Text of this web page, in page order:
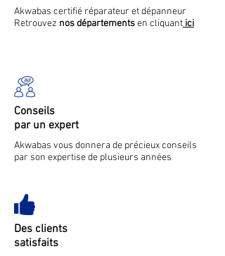
Akwabas certifié réparateur et dépanneur
Retrouvez nos départementsen cliquant ici
Conseils
par un expert
Akwabas vous donnera de précieux conseils
par son expertise de plusieurs années
Des clients
satisfaits